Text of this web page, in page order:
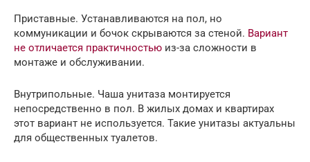
Приставные. Устанавливаются на пол, но
коммуникации и бочок скрываются за стеной. Вариант
не отличается практичностью из-за сложности в
монтаже и обслуживании.
Внутрипольные. Чаша унитаза монтируется
непосредственно в пол. В жилых домах и квартирах
этот вариант не используется. Такие унитазы актуальны
для общественных туалетов.